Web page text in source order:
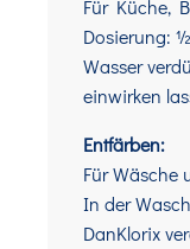
Für Küche,
Dosierung:
Wasser
einwirken
Entfärben:
Für Wäsche
In der
DanKlorix